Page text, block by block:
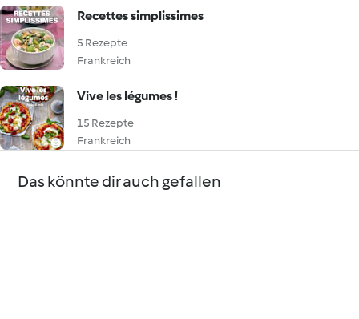
Recettes simplissimes
5 Rezepte
Frankreich
Vive les légumes !
15 Rezepte
Frankreich
Das könnte dir auch gefallen